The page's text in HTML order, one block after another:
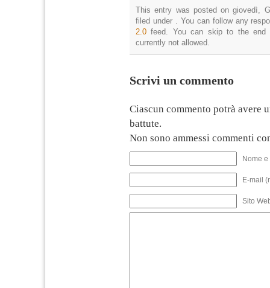
This entry was posted on giovedì,
filed under . You can follow any
2.0 feed. You can skip to the end
currently not allowed.
Scrivi un commento
Ciascun commento potrà avere
battute.
Non sono ammessi commenti
Nome
E-mail
Sito